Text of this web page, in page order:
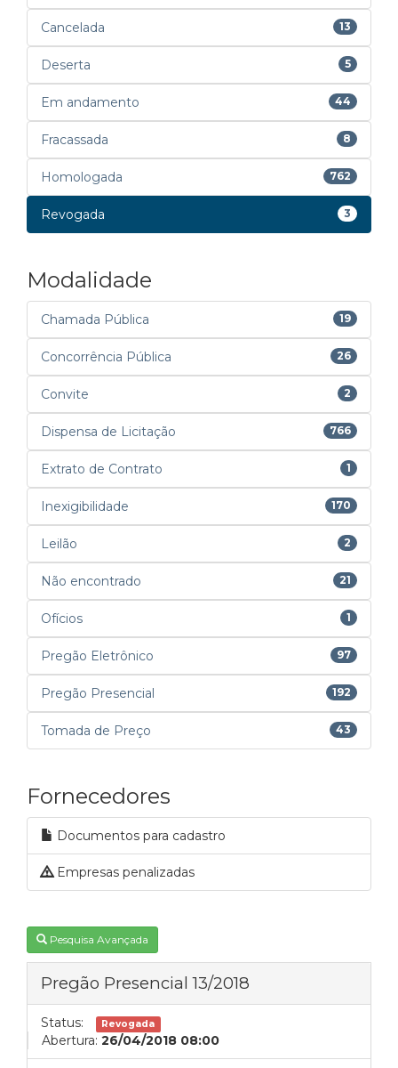
Cancelada 13
Deserta 5
Em andamento 44
Fracassada 8
Homologada 762
Revogada 3
Modalidade
Chamada Pública 19
Concorrência Pública 26
Convite 2
Dispensa de Licitação 766
Extrato de Contrato 1
Inexigibilidade 170
Leilão 2
Não encontrado 21
Ofícios 1
Pregão Eletrônico 97
Pregão Presencial 192
Tomada de Preço 43
Fornecedores
Documentos para cadastro
Empresas penalizadas
Pesquisa Avançada
Pregão Presencial 13/2018
Status: Revogada
Abertura: 26/04/2018 08:00